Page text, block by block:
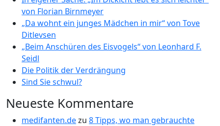
von Florian Birnmeyer
„Da wohnt ein junges Mädchen in mir“ von Tove
Ditlevsen
„Beim Anschüren des Eisvogels“ von Leonhard F.
Seidl
Die Politik der Verdrängung
Sind Sie schwul?
Neueste Kommentare
medifanten.dezu 8 Tipps, wo man gebrauchte